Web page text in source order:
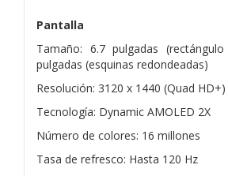
Pantalla
Tamaño: 6.7 pulgadas
pulgadas (esquinas redondeadas)
Resolución: 3120 x 1440 (Quad HD+)
Tecnología: Dynamic AMOLED 2X
Número de colores: 16 millones
Tasa de refresco: Hasta 120 Hz